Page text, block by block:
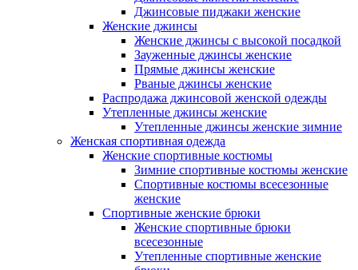
Джинсовые пиджаки женские
Женские джинсы
Женские джинсы с высокой посадкой
Зауженные джинсы женские
Прямые джинсы женские
Рваные джинсы женские
Распродажа джинсовой женской одежды
Утепленные джинсы женские
Утепленные джинсы женские зимние
Женская спортивная одежда
Женские спортивные костюмы
Зимние спортивные костюмы женские
Спортивные костюмы всесезонные
женские
Спортивные женские брюки
Женские спортивные брюки
всесезонные
Утепленные спортивные женские